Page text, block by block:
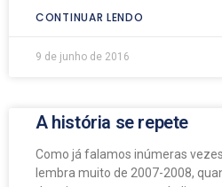
CONTINUAR LENDO
9 de junho de 2016
A história se repete
Como já falamos inúmeras
lembra muito de 2007-2008,